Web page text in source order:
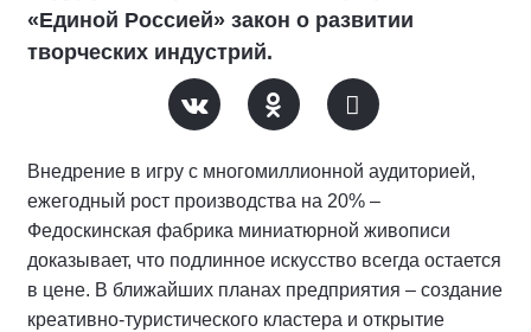
«Единой Россией» закон о развитии
творческих индустрий.
Внедрение в игру с многомиллионной аудиторией,
ежегодный рост производства на 20% –
Федоскинская фабрика миниатюрной живописи
доказывает, что подлинное искусство всегда остается
в цене. В ближайших планах предприятия – создание
креативно-туристического кластера и открытие